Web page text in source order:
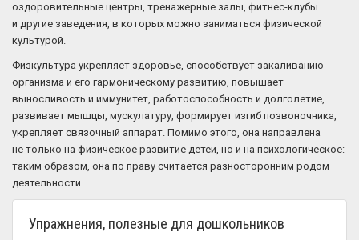
оздоровительные центры, тренажерные залы, фитнес-клубы
и другие заведения, в которых можно заниматься физической
культурой.
Физкультура укрепляет здоровье, способствует закаливанию
организма и его гармоническому развитию, повышает
выносливость и иммунитет, работоспособность и долголетие,
развивает мышцы, мускулатуру, формирует изгиб позвоночника,
укрепляет связочный аппарат. Помимо этого, она направлена
не только на физическое развитие детей, но и на психологическое:
таким образом, она по праву считается разносторонним родом
деятельности.
Упражнения, полезные для дошкольников